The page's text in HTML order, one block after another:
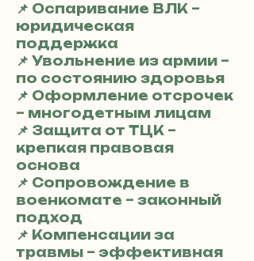
📌 Оспаривание ВЛК –
юридическая
поддержка
📌 Увольнение из армии –
по состоянию здоровья
📌 Оформление отсрочек
– многодетным лицам
📌 Защита от ТЦК –
крепкая правовая
основа
📌 Сопровождение в
военкомате – законный
подход
📌 Компенсации за
травмы – эффективная